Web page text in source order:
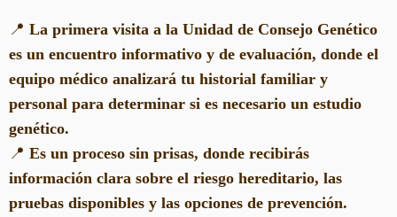
📍 La primera visita a la Unidad de Consejo Genético
es un encuentro informativo y de evaluación, donde el
equipo médico analizará tu historial familiar y
personal para determinar si es necesario un estudio
genético.
📍 Es un proceso sin prisas, donde recibirás
información clara sobre el riesgo hereditario, las
pruebas disponibles y las opciones de prevención.